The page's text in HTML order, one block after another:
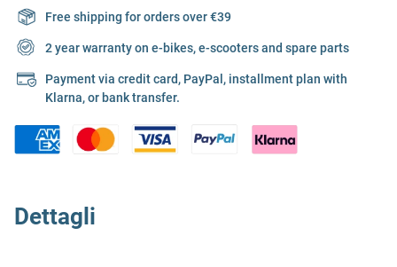
Free shipping for orders over €39
2 year warranty on e-bikes, e-scooters and spare parts
Payment via credit card, PayPal, installment plan with
Klarna, or bank transfer.
Dettagli